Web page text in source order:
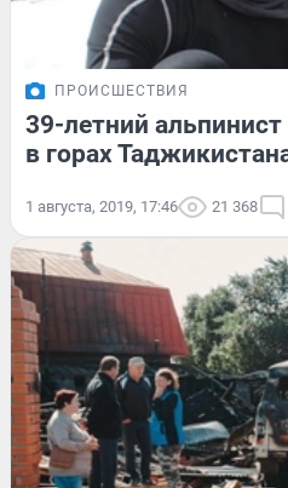
ПРОИСШЕСТВИЯ
39-летний
в горах
1 августа, 2019, 17:46 21 368